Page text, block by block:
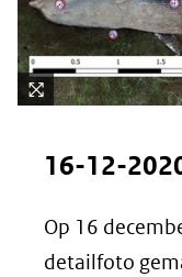
16-12-
Op 16
detailfoto